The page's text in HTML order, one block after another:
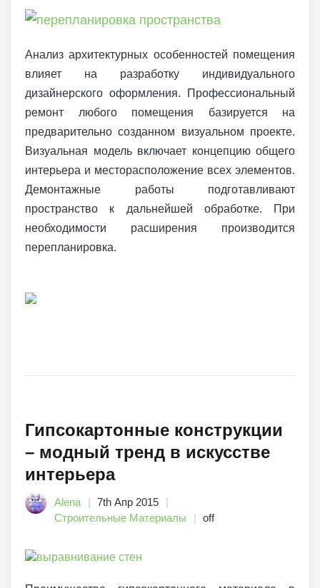
Анализ архитектурных особенностей помещения
влияет на разработку индивидуального
дизайнерского оформления. Профессиональный
ремонт любого помещения базируется на
предварительно созданном визуальном проекте.
Визуальная модель включает концепцию общего
интерьера и месторасположение всех элементов.
Демонтажные работы подготавливают
пространство к дальнейшей обработке. При
необходимости расширения производится
перепланировка.
Гипсокартонные конструкции
– модный тренд в искусстве
интерьера
Alena
7th Апр 2015
Строительные Материалы
off